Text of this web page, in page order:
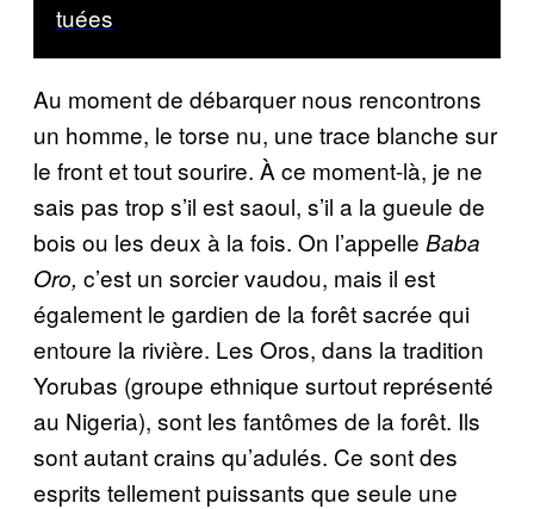
tuées
Au moment de débarquer nous rencontrons
un homme, le torse nu, une trace blanche sur
le front et tout sourire. À ce moment-là, je ne
sais pas trop s’il est saoul, s’il a la gueule de
bois ou les deux à la fois. On l’appelle Baba
Oro, c’est un sorcier vaudou, mais il est
également le gardien de la forêt sacrée qui
entoure la rivière. Les Oros, dans la tradition
Yorubas (groupe ethnique surtout représenté
au Nigeria), sont les fantômes de la forêt. Ils
sont autant crains qu’adulés. Ce sont des
esprits tellement puissants que seule une